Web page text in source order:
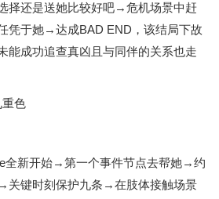
择还是送她比较好吧→危机场景中赶
凭于她→达成BAD END，该结局下故
能成功追查真凶且与同伴的关系也走
全新开始→第一个事件节点去帮她→约
关键时刻保护九条→在肢体接触场景